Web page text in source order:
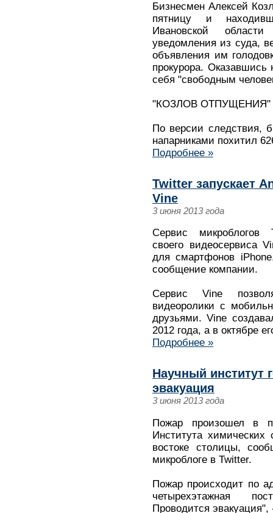
Бизнесмен Алексей
пятницу и
Ивановской
уведомления из суда,
объявления им
прокурора.
себя "свободным
"КОЗЛОВ ОТПУЩЕНИЯ"
По версии следствия,
напарниками похитил
Подробнее »
Twitter запускает
Vine
3 июня 2013 года
Сервис микроблогов
своего видеосервиса
для смартфонов
сообщение компании.
Сервис Vine
видеоролики с
друзьями. Vine
2012 года, а в октябре
Подробнее »
Научный институт
эвакуация
3 июня 2013 года
Пожар произошел в
Института
востоке столицы,
микроблоге в Twitter.
Пожар происходит по
четырехэтажная
Проводится